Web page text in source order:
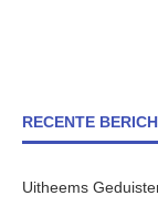
RECENTE
Uitheems